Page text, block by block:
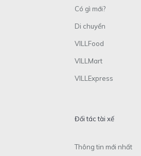
Có gì mới?
Di chuyển
VILLFood
VILLMart
VILLExpress
Đối tác tài xế
Thông tin mới nhất